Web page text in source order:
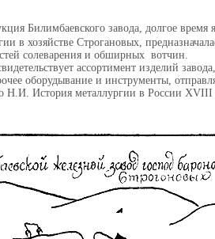
Билимбаевского завода, долгое
в хозяйстве Строгановых,
солеварения и обширных вотчин.
ассортимент изделий
оборудывание и инструменты,
Н.И. История металлургии в России ХVIII